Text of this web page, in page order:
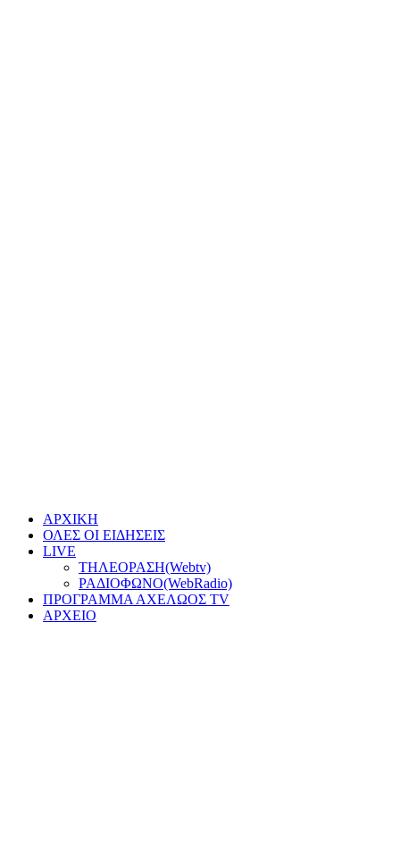
ΑΡΧΙΚΗ
ΟΛΕΣ ΟΙ ΕΙΔΗΣΕΙΣ
LIVE
ΤΗΛΕΟΡΑΣΗ(Webtv)
ΡΑΔΙΟΦΩΝΟ(WebRadio)
ΠΡΟΓΡΑΜΜΑ ΑΧΕΛΩΟΣ TV
ΑΡΧΕΙΟ